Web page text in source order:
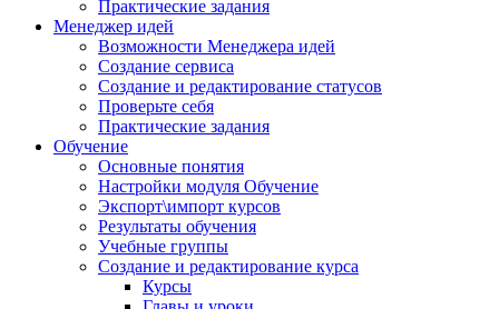
Практические задания
Менеджер идей
Возможности Менеджера идей
Создание сервиса
Создание и редактирование статусов
Проверьте себя
Практические задания
Обучение
Основные понятия
Настройки модуля Обучение
Экспорт\импорт курсов
Результаты обучения
Учебные группы
Создание и редактирование курса
Курсы